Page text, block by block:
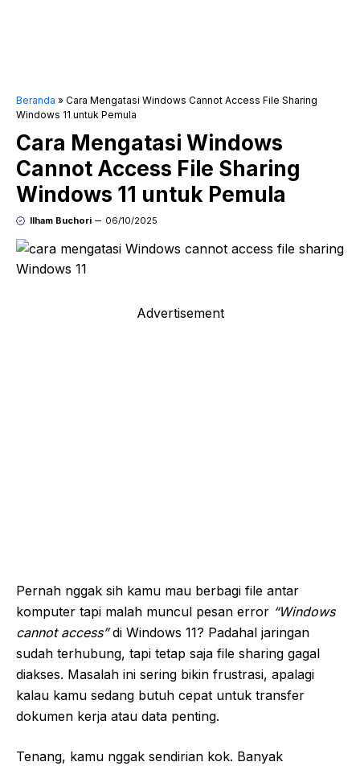
Beranda » Cara Mengatasi Windows Cannot Access File Sharing
Windows 11 untuk Pemula
Cara Mengatasi Windows
Cannot Access File Sharing
Windows 11 untuk Pemula
Ilham Buchori 06/10/2025
Advertisement
Pernah nggak sih kamu mau berbagi file antar
komputer tapi malah muncul pesan error “Windows
cannot access”di Windows 11? Padahal jaringan
sudah terhubung, tapi tetap saja file sharing gagal
diakses. Masalah ini sering bikin frustrasi, apalagi
kalau kamu sedang butuh cepat untuk transfer
dokumen kerja atau data penting.
Tenang, kamu nggak sendirian kok. Banyak